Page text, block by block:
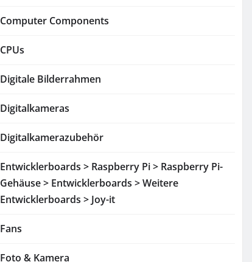
Computer Components
CPUs
Digitale Bilderrahmen
Digitalkameras
Digitalkamerazubehör
Entwicklerboards > Raspberry Pi > Raspberry Pi-
Gehäuse > Entwicklerboards > Weitere
Entwicklerboards > Joy-it
Fans
Foto & Kamera